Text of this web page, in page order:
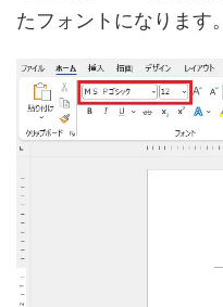
たフォントになります。